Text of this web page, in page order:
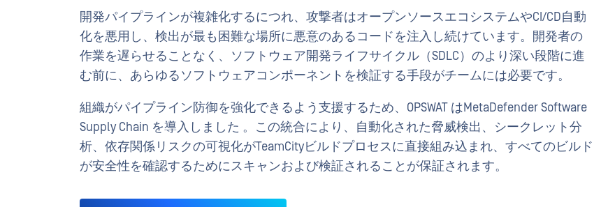
開発パイプラインが複雑化するにつれ、攻撃者はオープンソースエコシステムやCI/CD自動
化を悪用し、検出が最も困難な場所に悪意のあるコードを注入し続けています。開発者の
作業を遅らせることなく、ソフトウェア開発ライフサイクル（SDLC）のより深い段階に進
む前に、あらゆるソフトウェアコンポーネントを検証する手段がチームには必要です。
組織がパイプライン防御を強化できるよう支援するため、OPSWAT はMetaDefender Software
Supply Chain を導入しました 。この統合により、自動化された脅威検出、シークレット分
析、依存関係リスクの可視化がTeamCityビルドプロセスに直接組み込まれ、すべてのビルド
が安全性を確認するためにスキャンおよび検証されることが保証されます。